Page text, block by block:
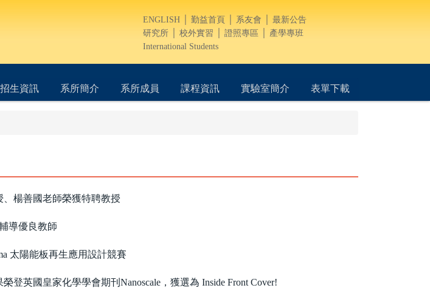
ENGLISH 勤益首頁 系友會
最新公告
研究所
校外實習 證照專區
產學專班
International Students
招生資訊 系所簡介 系所成員 課程資訊 實驗室簡介 表單下載
楊善國老師榮獲特聘教授
導優良教師
太陽能板再生應用設計競賽
登英國皇家化學學會期刊Nanoscale，獲選為 Inside Front Cover!